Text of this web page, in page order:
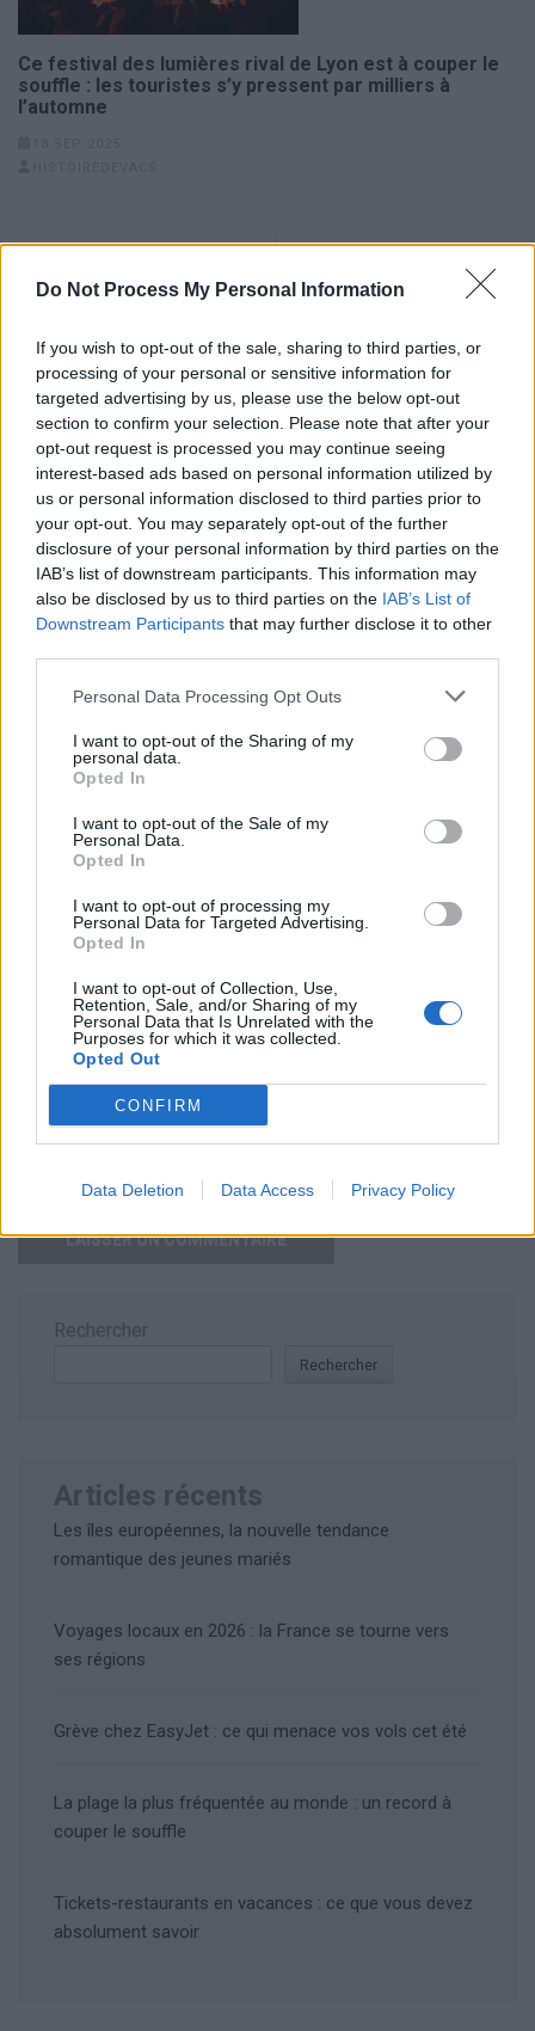
Do Not Process My Personal Information
If you wish to opt-out of the sale, sharing to third parties, or
processing of your personal or sensitive information for
targeted advertising by us, please use the below opt-out
section to confirm your selection. Please note that after your
opt-out request is processed you may continue seeing
interest-based ads based on personal information utilized by
us or personal information disclosed to third parties prior to
your opt-out. You may separately opt-out of the further
disclosure of your personal information by third parties on the
IAB’s list of downstream participants. This information may
also be disclosed by us to third parties on the IAB’s List of
Downstream Participants that may further disclose it to other
Personal Data Processing Opt Outs
I want to opt-out of the Sharing of my
personal data.
Opted In
I want to opt-out of the Sale of my
Personal Data.
Opted In
I want to opt-out of processing my
Personal Data for Targeted Advertising.
Opted In
I want to opt-out of Collection, Use,
Retention, Sale, and/or Sharing of my
Personal Data that Is Unrelated with the
Purposes for which it was collected.
Opted Out
CONFIRM
Data Deletion Data Access Privacy Policy
Ce festival des lumières rival de Lyon est à couper le
souffle : les touristes s’y pressent par milliers à
l’automne
Navigation
de
l’article
Vivez la rêve grecque avec
1000 € par mois sur une île
Étiqueter ses bagages : la clé
pour ne pas les perdre lors
LAISSER UN COMMENTAIRE
Votre adresse e-mail ne sera pas publiée. Les champs
obligatoires sont indiqués avec
Enregistrer mon nom, mon e-mail et mon site dans le
navigateur pour mon prochain commentaire.
Rechercher
Rechercher
Articles récents
Les îles européennes, la nouvelle tendance
romantique des jeunes mariés
Voyages locaux en 2026 : la France se tourne vers
ses régions
Grève chez EasyJet : ce qui menace vos vols cet été
La plage la plus fréquentée au monde : un record à
couper le souffle
Tickets-restaurants en vacances : ce que vous devez
absolument savoir